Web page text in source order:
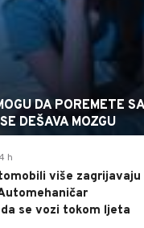
DA POREMETE
DEŠAVA MOZGU
h
više zagrijavaju
se vozi tokom ljeta